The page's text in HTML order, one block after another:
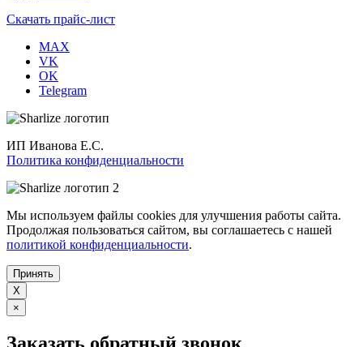
Скачать прайс-лист
MAX
VK
OK
Telegram
ИП Иванова Е.С.
Политика конфиденциальности
Мы используем файлы cookies для улучшения работы сайта.
Продолжая пользоваться сайтом, вы соглашаетесь с нашей
политикой конфиденциальности.
Принять
X
×